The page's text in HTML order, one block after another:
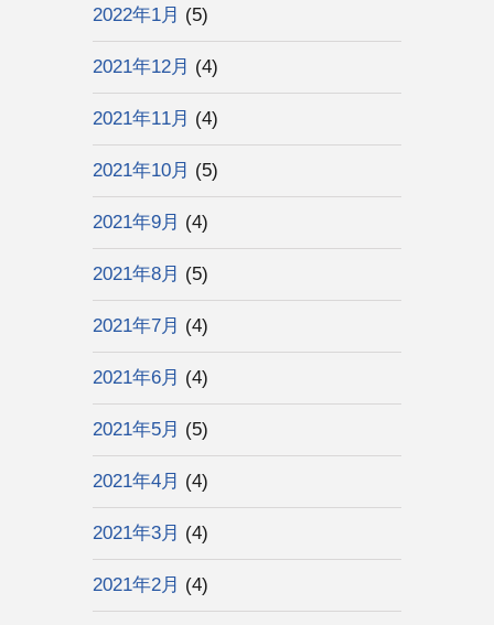
2022年1月 (5)
2021年12月 (4)
2021年11月 (4)
2021年10月 (5)
2021年9月 (4)
2021年8月 (5)
2021年7月 (4)
2021年6月 (4)
2021年5月 (5)
2021年4月 (4)
2021年3月 (4)
2021年2月 (4)